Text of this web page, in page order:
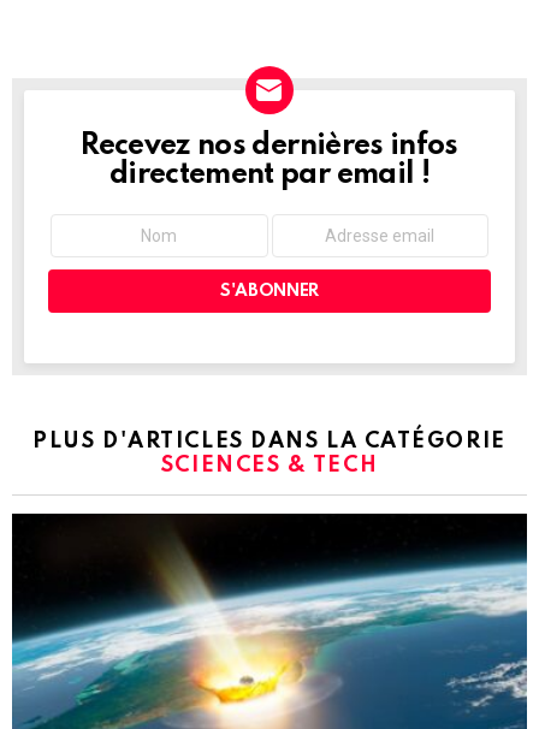
NEWSLETTER
Recevez nos dernières infos
directement par email !
PLUS D'ARTICLES DANS LA CATÉGORIE
SCIENCES & TECH